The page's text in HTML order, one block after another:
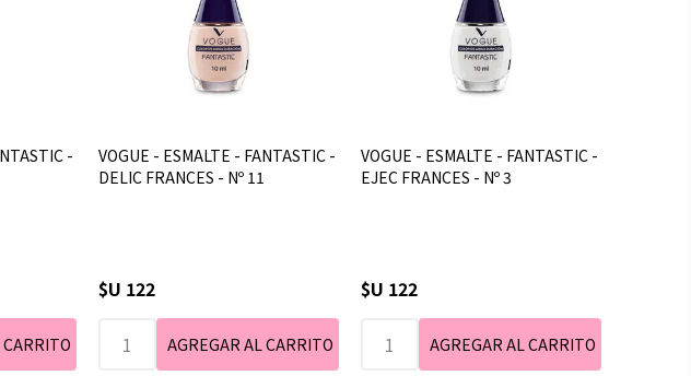
-
VOGUE - ESMALTE - FANTASTIC -
DELIC FRANCES - Nº 11
$U 122
VOGUE - ESMALTE - FANTASTIC -
EJEC FRANCES - Nº 3
$U 122